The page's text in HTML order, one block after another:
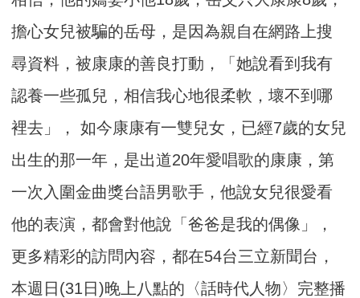
擔心女兒被騙的岳母，是因為親自在網路上搜
尋資料，被康康的善良打動，「她說看到我有
認養一些孤兒，相信我心地很柔軟，壞不到哪
裡去」， 如今康康有一雙兒女，已經7歲的女兒
出生的那一年，是出道20年愛唱歌的康康，第
一次入圍金曲獎台語男歌手，他說女兒很愛看
他的表演，都會對他說「爸爸是我的偶像」，
更多精彩的訪問內容，都在54台三立新聞台，
本週日(31日)晚上八點的〈話時代人物〉完整播